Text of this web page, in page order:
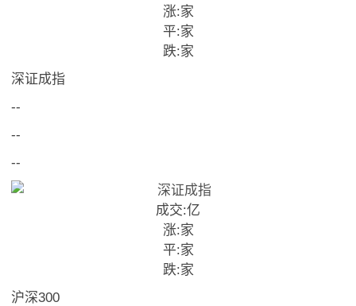
涨:家
平:家
跌:家
深证成指
--
--
--
成交:亿
涨:家
平:家
跌:家
沪深300